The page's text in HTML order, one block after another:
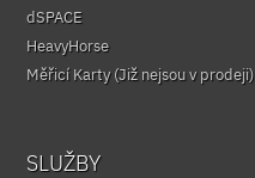
dSPACE
HeavyHorse
Měřicí Karty (Již nejsou v prodeji)
SLUŽBY